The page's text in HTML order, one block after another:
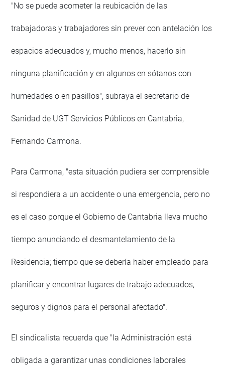
"No se puede acometer la reubicación de las
trabajadoras y trabajadores sin prever con antelación los
espacios adecuados y, mucho menos, hacerlo sin
ninguna planificación y en algunos en sótanos con
humedades o en pasillos", subraya el secretario de
Sanidad de UGT Servicios Públicos en Cantabria,
Fernando Carmona.
Para Carmona, "esta situación pudiera ser comprensible
si respondiera a un accidente o una emergencia, pero no
es el caso porque el Gobierno de Cantabria lleva mucho
tiempo anunciando el desmantelamiento de la
Residencia; tiempo que se debería haber empleado para
planificar y encontrar lugares de trabajo adecuados,
seguros y dignos para el personal afectado".
El sindicalista recuerda que "la Administración está
obligada a garantizar unas condiciones laborales